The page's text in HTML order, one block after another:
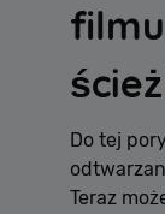
Do tej
Teraz